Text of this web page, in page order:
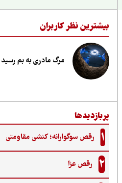
نظر کاربران
مرگ مادری به بم رسید
رقص سوگوارانه؛ کنشی مقاومتی
رقص عزا